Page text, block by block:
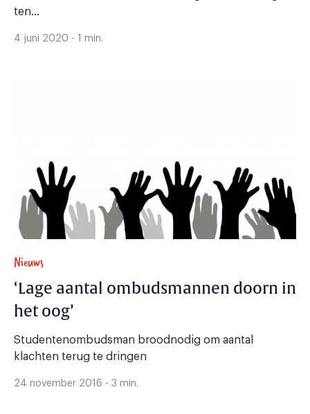
ten...
4 juni 2020 - 1 min.
Nieuws
‘Lage aantal ombudsmannen doorn in
het oog’
Studentenombudsman broodnodig om aantal
klachten terug te dringen
24 november 2016 - 3 min.